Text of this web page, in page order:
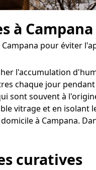
à Campana
pour éviter
l'accumulation
chaque jour
sont souvent à
vitrage et en isolant
à Campana.
curatives